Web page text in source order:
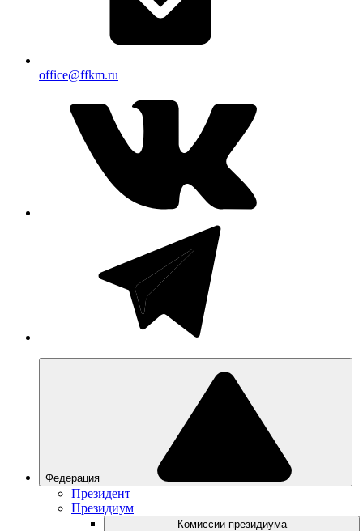
office@ffkm.ru
Федерация
Президент
Президиум
Комиссии президиума